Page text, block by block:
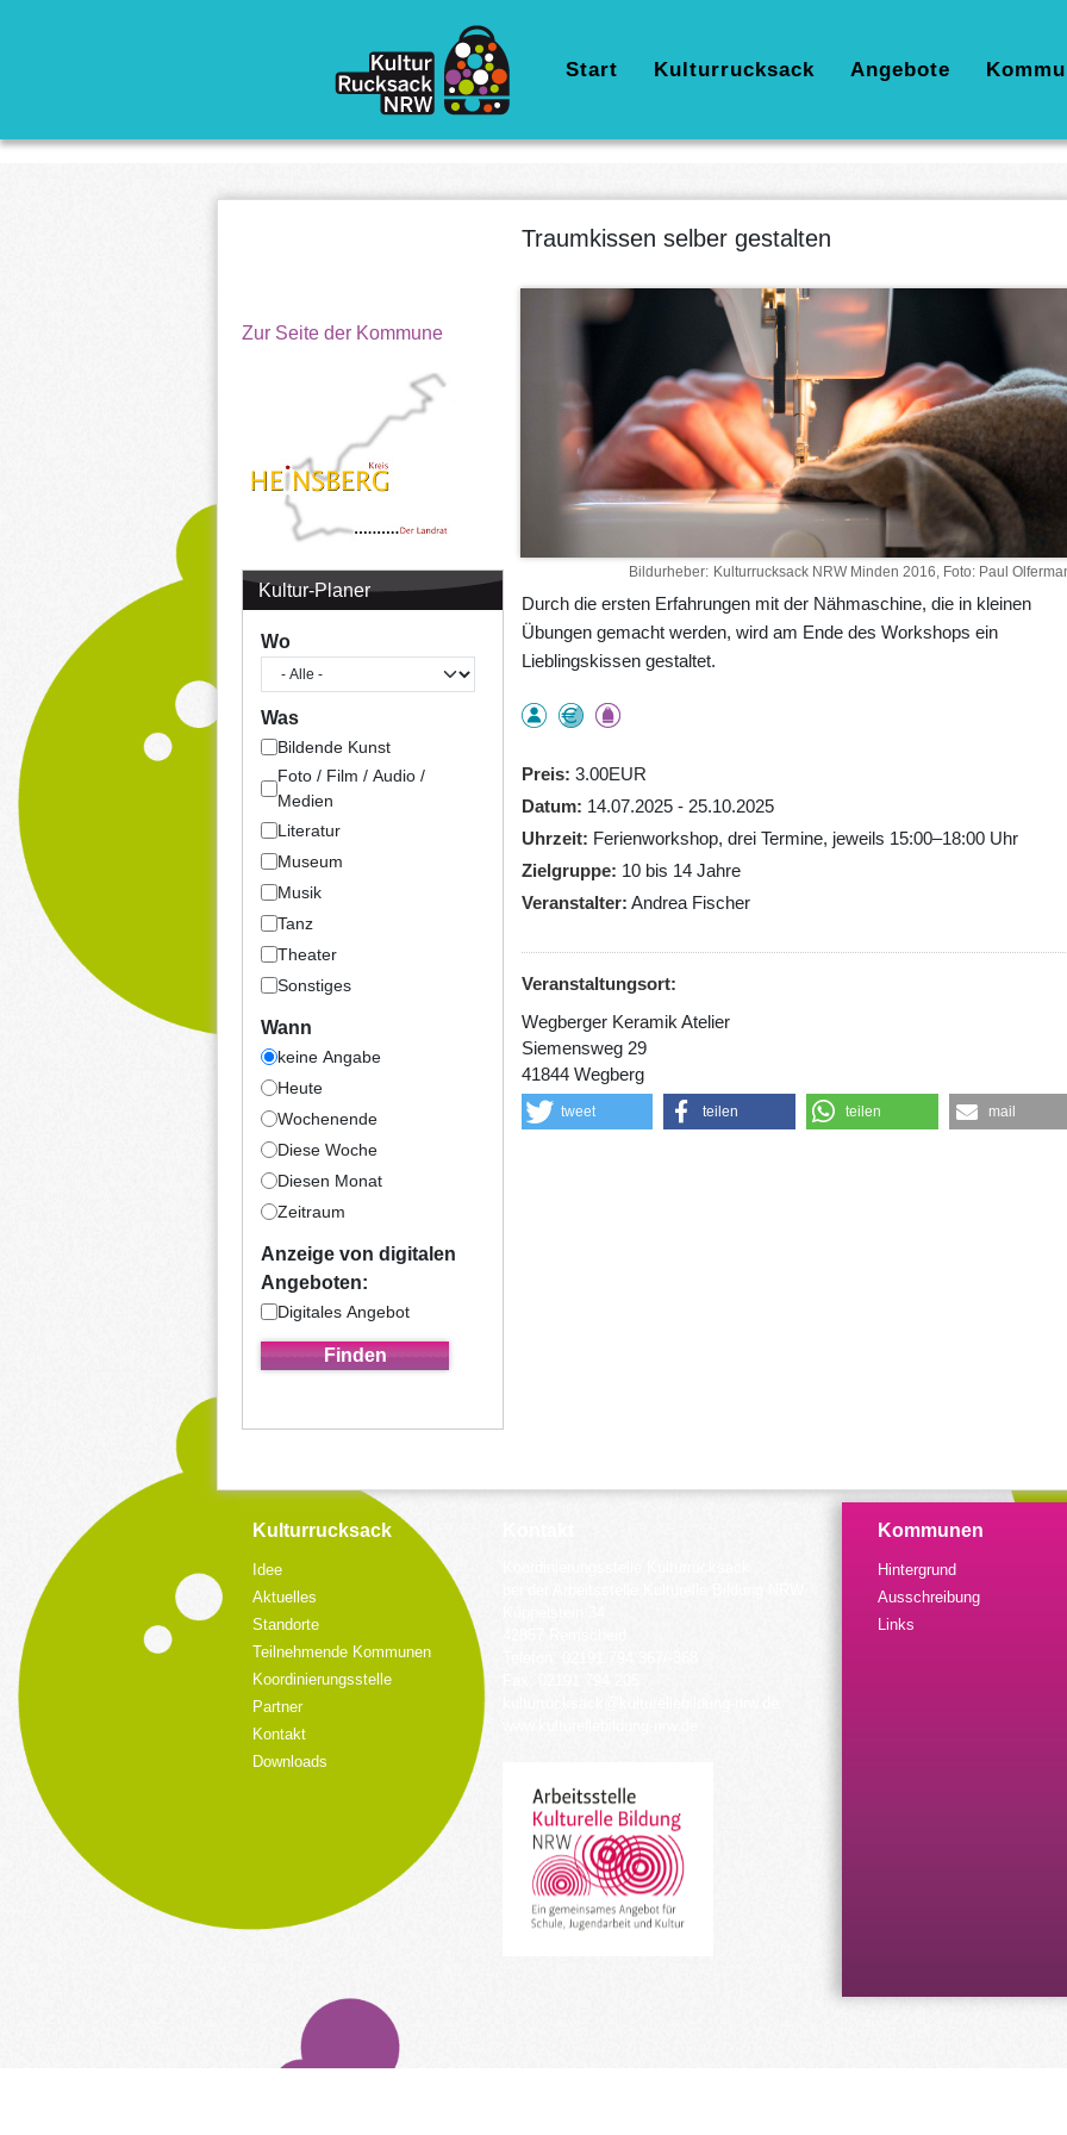
Hauptnavigation
Start Kulturrucksack Angebote
Zur Seite der Kommune
Kultur-Planer
Wo
Was
Bildende Kunst
Foto / Film / Audio /
Medien
Literatur
Museum
Musik
Tanz
Theater
Sonstiges
Wann
keine Angabe
Heute
Wochenende
Diese Woche
Diesen Monat
Zeitraum
Anzeige von digitalen
Angeboten:
Digitales Angebot
Traumkissen selber gestalten
Bildurheber Kulturrucksack NRW Minden 2016, Foto: Paul
Durch die ersten Erfahrungen mit der Nähmaschine, die in kleinen
Übungen gemacht werden, wird am Ende des Workshops ein
Lieblingskissen gestaltet.
Preis 3.00EUR
Datum
14.07.2025 - 25.10.2025
Uhrzeit
Ferienworkshop, drei Termine, jeweils 15:00–18:00 Uhr
Zielgruppe
10 bis 14 Jahre
Veranstalter Andrea Fischer
Veranstaltungsort:
Wegberger Keramik Atelier
Siemensweg 29
41844 Wegberg
tweet teilen teilen mail
Kulturrucksack
Idee
Aktuelles
Standorte
Teilnehmende Kommunen
Koordinierungsstelle
Partner
Kontakt
Downloads
Kommunen
Hintergrund
Ausschreibung
Links